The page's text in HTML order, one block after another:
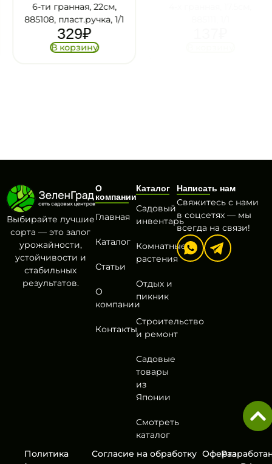
6-ти гранная, 22см,
885108, пласт.ручка, 1/1
329₽
В корзину
Выбирайте лучшие
сорта — это залог
урожайности,
устойчивости и
стабильных
результатов.
О
компании
Главная
Каталог
Статьи
О
компании
Контакты
Каталог
Садовый
инвентарь
Комнатные
растения
Отдых и
пикник
Строительство
и ремонт
Садовые
товары
из
Японии
Смотреть
каталог
Написать нам
Свяжитесь с нами
в соцсетях — мы
всегда на связи!
Политика
Согласие на обработку Оферта